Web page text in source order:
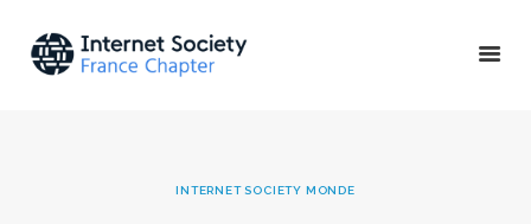
INTERNET SOCIETY MONDE
ACTU & ÉVÉNEMENTS